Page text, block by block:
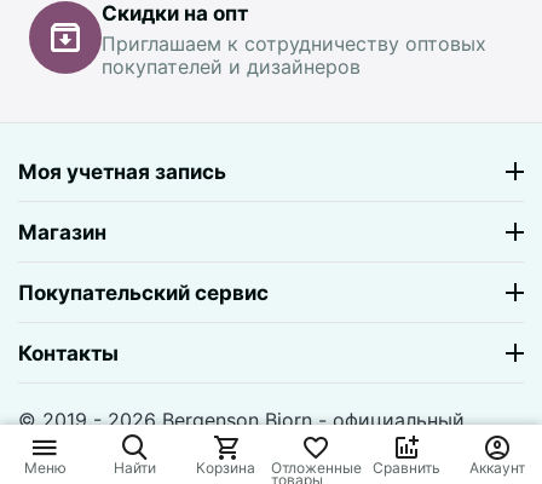
Скидки на опт
Приглашаем к сотрудничеству оптовых
покупателей и дизайнеров
Моя учетная запись
Магазин
Покупательский сервис
Контакты
© 2019 - 2026 Bergenson Bjorn - официальный
магазин. На базе
CS-Cart и премиум темы —
© AB:
UniTheme2
Меню Найти Корзина Отложенные
товары
Сравнить Аккаунт